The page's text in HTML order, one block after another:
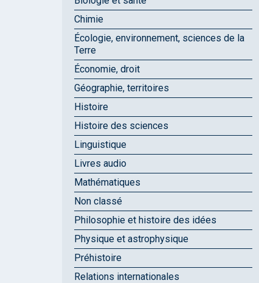
Chimie
Écologie, environnement, sciences de la
Terre
Économie, droit
Géographie, territoires
Histoire
Histoire des sciences
Linguistique
Livres audio
Mathématiques
Non classé
Philosophie et histoire des idées
Physique et astrophysique
Préhistoire
Relations internationales